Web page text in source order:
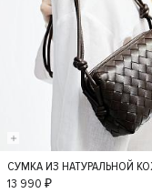
S
СУМКА ИЗ НАТУРАЛЬНОЙ
13 990 ₽